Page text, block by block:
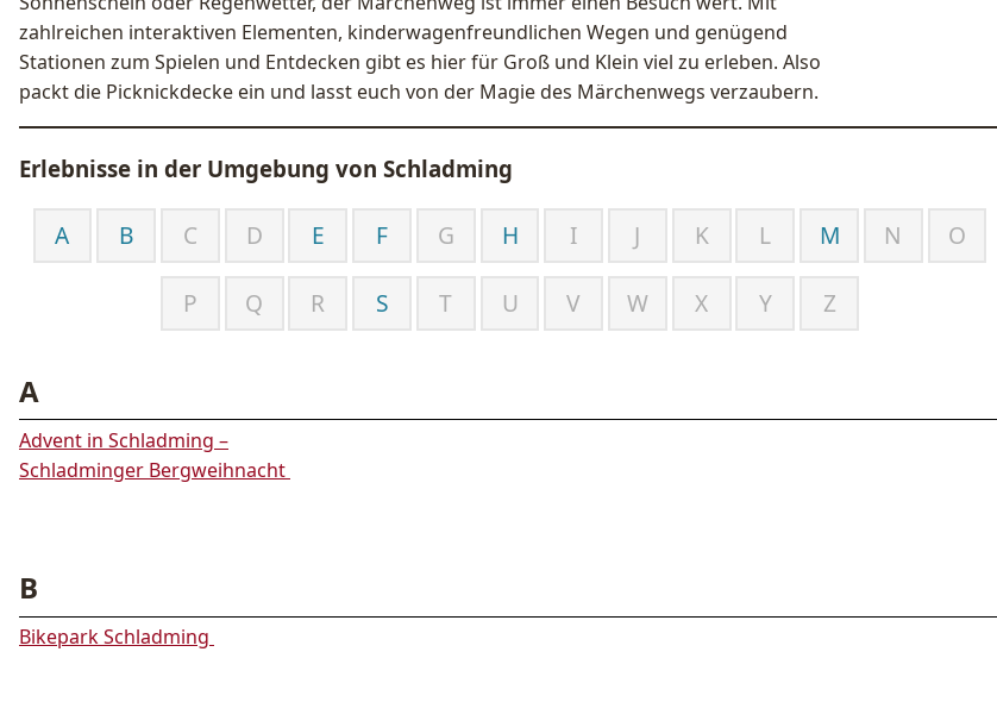
zahlreichen interaktiven Elementen, kinderwagenfreundlichen Wegen und genügend
Stationen zum Spielen und Entdecken gibt es hier für Groß und Klein viel zu erleben. Also
packt die Picknickdecke ein und lasst euch von der Magie des Märchenwegs verzaubern.
Erlebnisse in der Umgebung von Schladming
A B C D E F G H I J K L M N O
P Q R S T U V W X Y Z
A
Advent in Schladming –
Schladminger Bergweihnacht
B
Bikepark Schladming